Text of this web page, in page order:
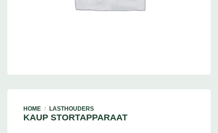
HOME / LASTHOUDERS
KAUP STORTAPPARAAT